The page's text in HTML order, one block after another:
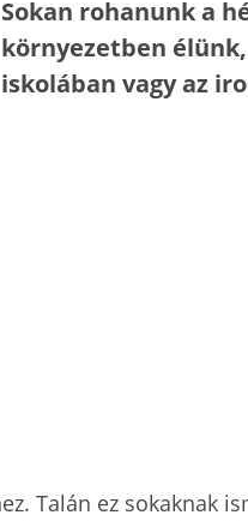
Sokan rohanunk a
környezetben
iskolában vagy az
Talán ez sokaknak